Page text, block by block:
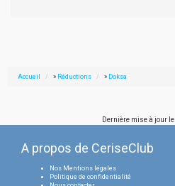
Accueil » Réductions » Doksa
Dernière mise à jour le
A propos de CeriseClub
Nos Mentions légales
Politique de confidentialité